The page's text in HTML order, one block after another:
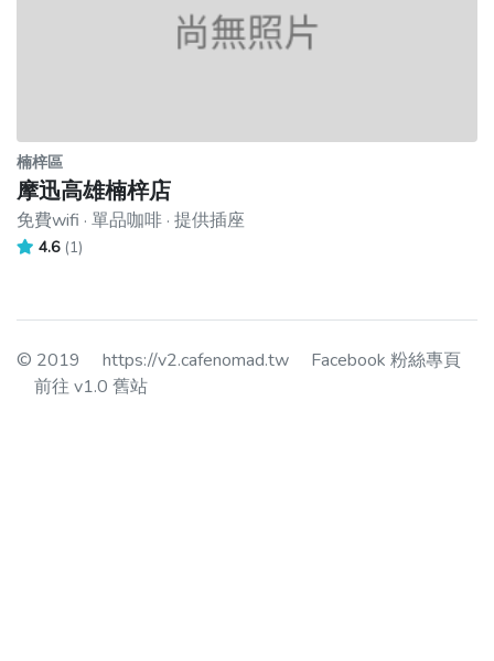
楠梓區
摩迅高雄楠梓店
免費wifi · 單品咖啡 · 提供插座
4.6 (1)
© 2019 https://v2.cafenomad.tw
Facebook 粉絲專頁
前往 v1.0 舊站